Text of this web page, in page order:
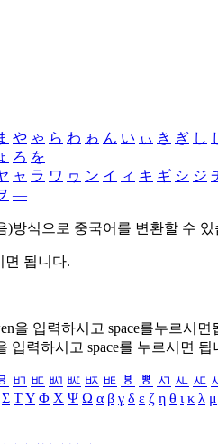
や ゃ ら わ ゎ ん い ぃ き ぎ し
ろ を
ャ ラ ワ ヮ ン イ ィ キ ギ シ ジ
―
)방식으로 중국어를 변환할 수 있
면 됩니다.
을 입력하시고 space를누르시면
입력하시고 space를 누르시면 됩
ㅲ ㅳ ㅴ ㅵ ㅶ ㅷ ㅸ ㅹ ㅺ ㅻ ㅼ
Σ ΤΥ Φ Χ Ψ Ω α β γ δ ε ζ η θ ι κ λ μ